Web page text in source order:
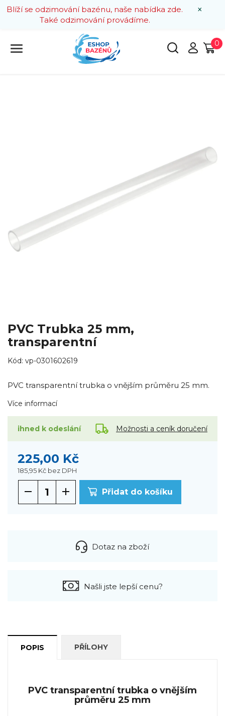
×
Blíží se odzimování bazénu, naše nabídka zde.
Také odzimování provádíme.
0
PVC Trubka 25 mm,
transparentní
Kód: vp-0301602619
PVC transparentní trubka o vnějším průměru 25 mm.
Více informací
ihned k odeslání Možnosti a ceník doručení
225,00 Kč
185,95 Kč bez DPH
Přidat do košíku
Dotaz na zboží
Našli jste lepší cenu?
POPIS PŘÍLOHY
PVC transparentní trubka o vnějším
průměru 25 mm